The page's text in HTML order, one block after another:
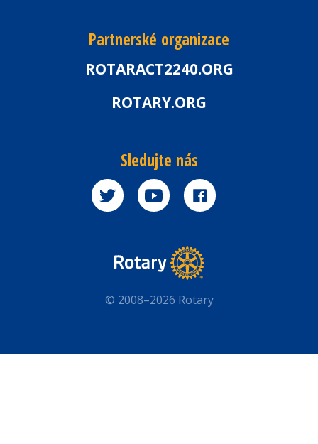
Partnerské organizace
ROTARACT2240.ORG
ROTARY.ORG
Sledujte nás
© 2008–2026 Rotary